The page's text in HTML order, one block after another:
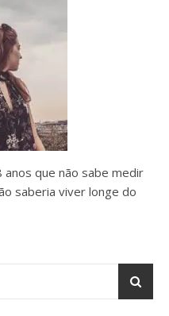
anos que não sabe medir
saberia viver longe do